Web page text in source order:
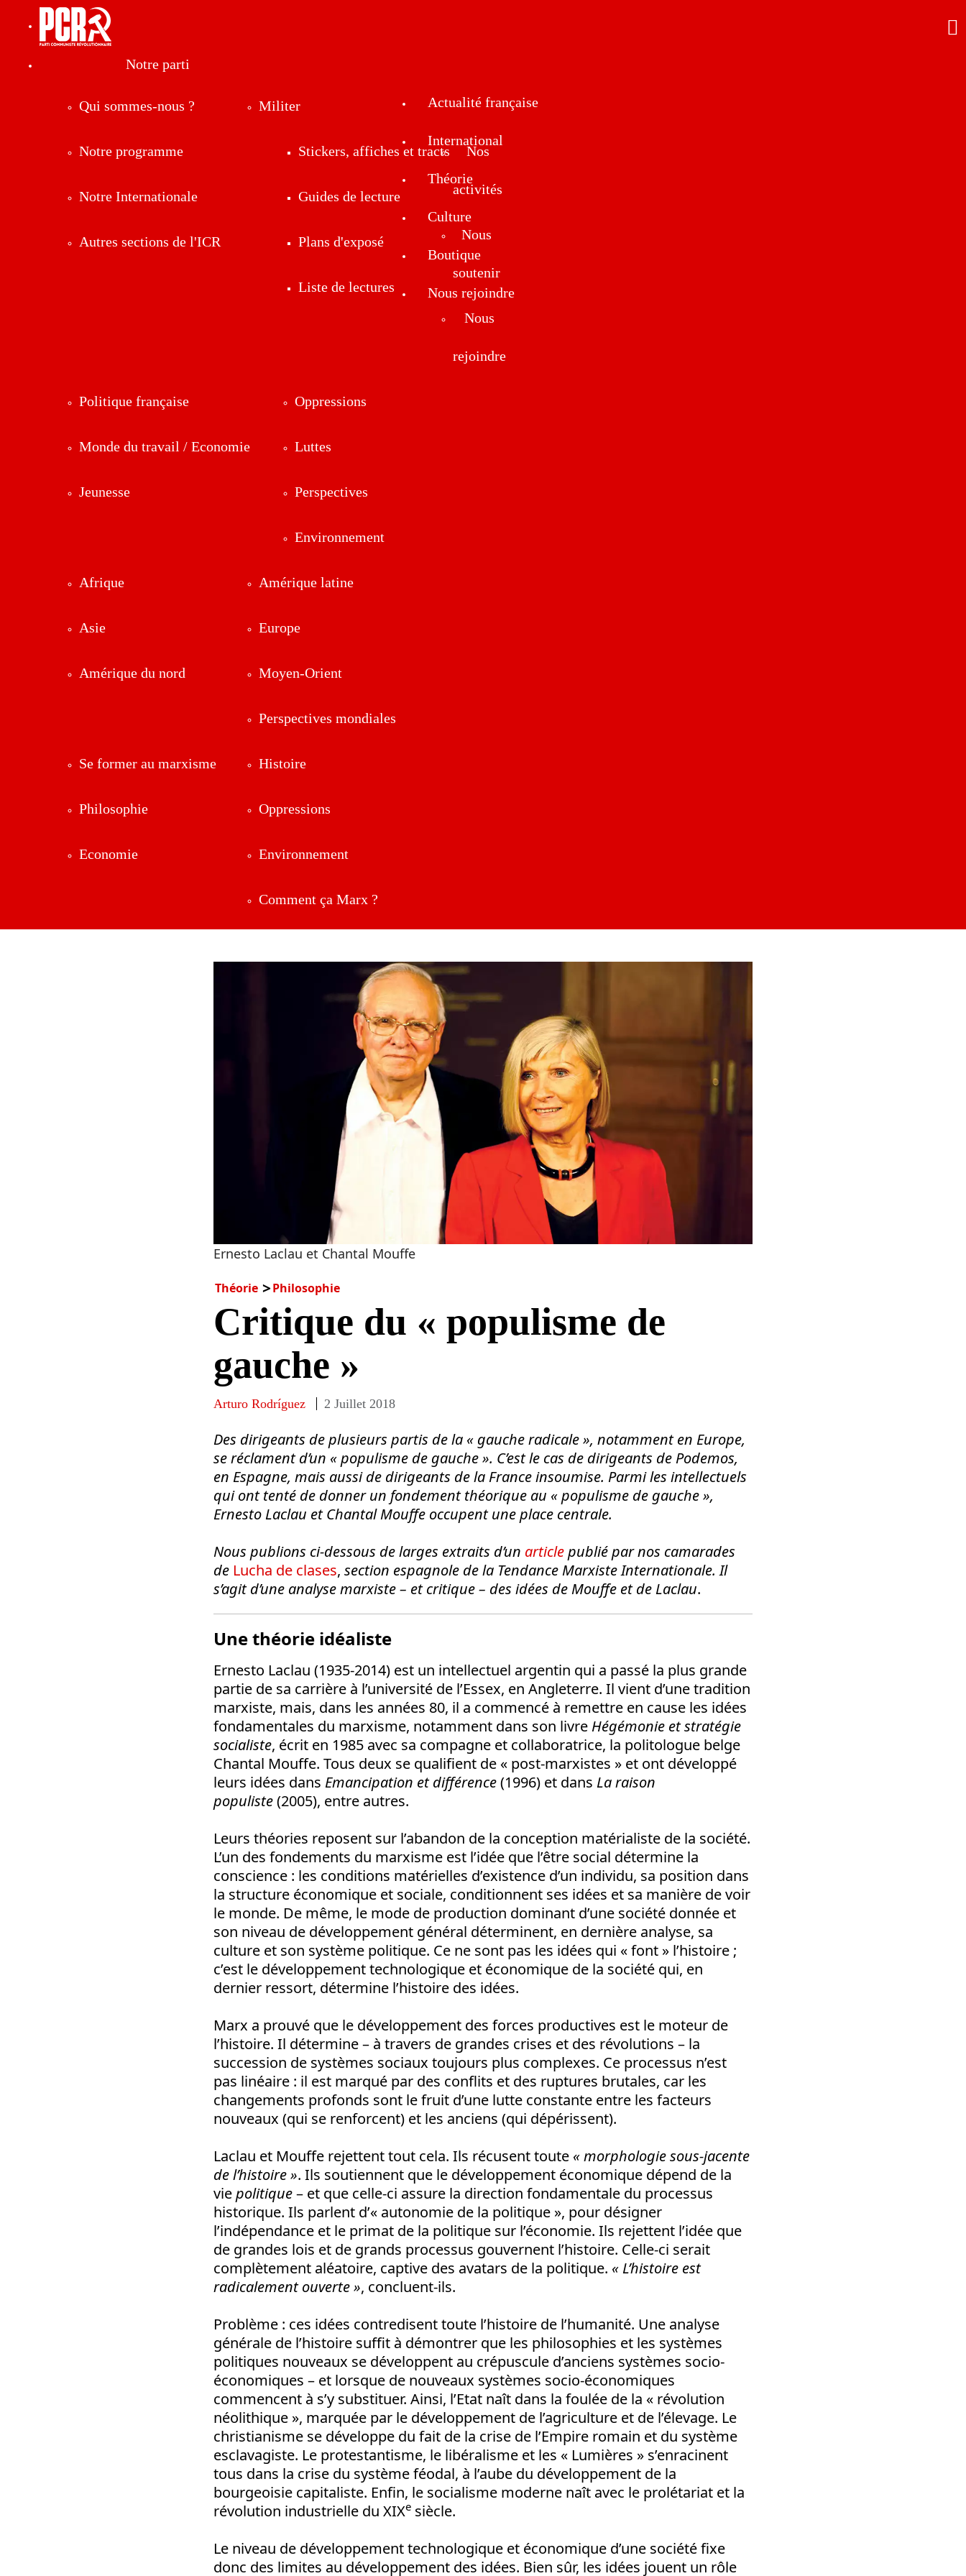
Notre parti
Qui sommes-nous ?
Notre programme
Notre Internationale
Autres sections de l'ICR
Militer
Stickers, affiches et tracts
Guides de lecture
Plans d'exposé
Liste de lectures
Nos
activités
Nous
soutenir
Nous
rejoindre
Actualité française
Politique française
Monde du travail / Economie
Jeunesse
Oppressions
Luttes
Perspectives
Environnement
International
Afrique
Asie
Amérique du nord
Amérique latine
Europe
Moyen-Orient
Perspectives mondiales
Théorie
Se former au marxisme
Philosophie
Economie
Histoire
Oppressions
Environnement
Comment ça Marx ?
Culture
Boutique
Nous rejoindre
Ernesto Laclau et Chantal Mouffe
Théorie Philosophie
Critique du « populisme de
gauche »
Arturo Rodríguez 2 Juillet 2018
Des dirigeants de plusieurs partis de la « gauche radicale », notamment en Europe,
se réclament d’un « populisme de gauche ». C’est le cas de dirigeants de Podemos,
en Espagne, mais aussi de dirigeants de la France insoumise. Parmi les intellectuels
qui ont tenté de donner un fondement théorique au « populisme de gauche »,
Ernesto Laclau et Chantal Mouffe occupent une place centrale.
Nous publions ci-dessous de larges extraits d’un articlepublié par nos camarades
de Lucha de clases, section espagnole de la Tendance Marxiste Internationale. Il
s’agit d’une analyse marxiste – et critique – des idées de Mouffe et de Laclau.
Une théorie idéaliste
Ernesto Laclau (1935-2014) est un intellectuel argentin qui a passé la plus grande
partie de sa carrière à l’université de l’Essex, en Angleterre. Il vient d’une tradition
marxiste, mais, dans les années 80, il a commencé à remettre en cause les idées
fondamentales du marxisme, notamment dans son livre Hégémonie et stratégie
socialiste, écrit en 1985 avec sa compagne et collaboratrice, la politologue belge
Chantal Mouffe. Tous deux se qualifient de « post-marxistes » et ont développé
leurs idées dans Emancipation et différence(1996) et dans La raison
populiste(2005), entre autres.
Leurs théories reposent sur l’abandon de la conception matérialiste de la société.
L’un des fondements du marxisme est l’idée que l’être social détermine la
conscience : les conditions matérielles d’existence d’un individu, sa position dans
la structure économique et sociale, conditionnent ses idées et sa manière de voir
le monde. De même, le mode de production dominant d’une société donnée et
son niveau de développement général déterminent, en dernière analyse, sa
culture et son système politique. Ce ne sont pas les idées qui « font » l’histoire ;
c’est le développement technologique et économique de la société qui, en
dernier ressort, détermine l’histoire des idées.
Marx a prouvé que le développement des forces productives est le moteur de
l’histoire. Il détermine – à travers de grandes crises et des révolutions – la
succession de systèmes sociaux toujours plus complexes. Ce processus n’est
pas linéaire : il est marqué par des conflits et des ruptures brutales, car les
changements profonds sont le fruit d’une lutte constante entre les facteurs
nouveaux (qui se renforcent) et les anciens (qui dépérissent).
Laclau et Mouffe rejettent tout cela. Ils récusent toute « morphologie sous-jacente
de l’histoire ». Ils soutiennent que le développement économique dépend de la
viepolitique– et que celle-ci assure la direction fondamentale du processus
historique. Ils parlent d’« autonomie de la politique », pour désigner
l’indépendance et le primat de la politique sur l’économie. Ils rejettent l’idée que
de grandes lois et de grands processus gouvernent l’histoire. Celle-ci serait
complètement aléatoire, captive des avatars de la politique. « L’histoire est
radicalement ouverte », concluent-ils.
Problème : ces idées contredisent toute l’histoire de l’humanité. Une analyse
générale de l’histoire suffit à démontrer que les philosophies et les systèmes
politiques nouveaux se développent au crépuscule d’anciens systèmes socio-
économiques – et lorsque de nouveaux systèmes socio-économiques
commencent à s’y substituer. Ainsi, l’Etat naît dans la foulée de la « révolution
néolithique », marquée par le développement de l’agriculture et de l’élevage. Le
christianisme se développe du fait de la crise de l’Empire romain et du système
esclavagiste. Le protestantisme, le libéralisme et les « Lumières » s’enracinent
tous dans la crise du système féodal, à l’aube du développement de la
bourgeoisie capitaliste. Enfin, le socialisme moderne naît avec le prolétariat et la
révolution industrielle du XIXe siècle.
Le niveau de développement technologique et économique d’une société fixe
donc des limites au développement des idées. Bien sûr, les idées jouent un rôle